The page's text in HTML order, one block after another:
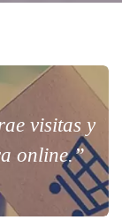
visitas y
online.”